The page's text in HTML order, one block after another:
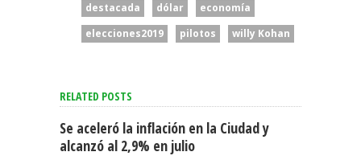
destacada
dólar
economía
elecciones2019
pilotos willy Kohan
RELATED POSTS
Se aceleró la inflación en la Ciudad y
alcanzó al 2,9% en julio